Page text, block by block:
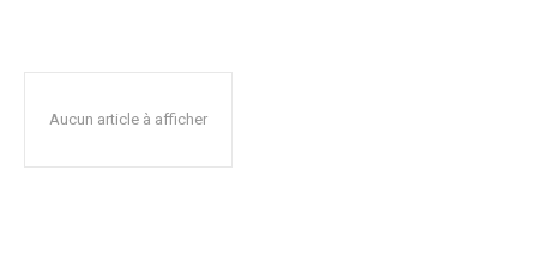
Aucun article à afficher